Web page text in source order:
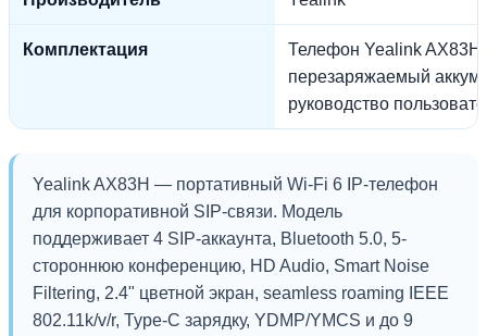
Комплектация
Телефон Yealink
перезаряжаемый
руководство
Yealink AX83H — портативный Wi-Fi 6 IP-телефон
для корпоративной SIP-связи. Модель
поддерживает 4 SIP-аккаунта, Bluetooth 5.0, 5-
стороннюю конференцию, HD Audio, Smart Noise
Filtering, 2.4" цветной экран, seamless roaming IEEE
802.11k/v/r, Type-C зарядку, YDMP/YMCS и до 9